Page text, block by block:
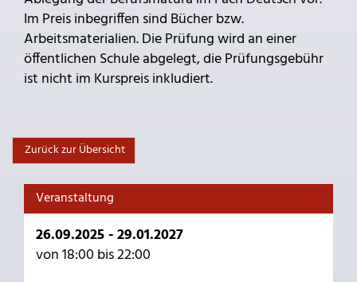
Im Preis inbegriffen sind Bücher bzw.
Arbeitsmaterialien. Die Prüfung wird an einer
öffentlichen Schule abgelegt, die Prüfungsgebühr
ist nicht im Kurspreis inkludiert.
Zurück zur Übersicht
Veranstaltung
26.09.2025 - 29.01.2027
von 18:00 bis 22:00